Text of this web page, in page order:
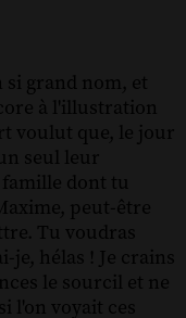
si grand nom, et
à l'illustration
voulut que, le jour
seul leur
dont tu
peut-être
Tu voudras
je, hélas ! Je crains
le sourcil et ne
l'on voyait ces